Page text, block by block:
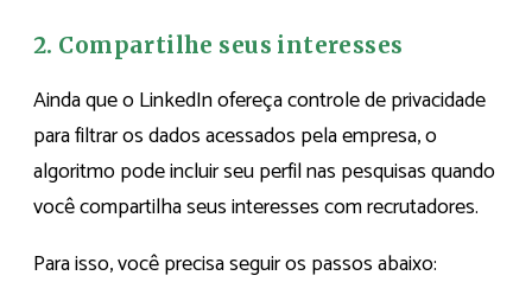
2. Compartilhe seus interesses
Ainda que o LinkedIn ofereça controle de privacidade
para filtrar os dados acessados pela empresa, o
algoritmo pode incluir seu perfil nas pesquisas quando
você compartilha seus interesses com recrutadores.
Para isso, você precisa seguir os passos abaixo: